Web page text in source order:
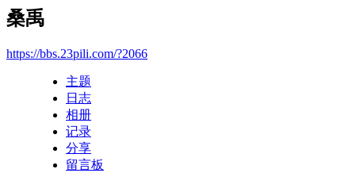
桑禹
https://bbs.23pili.com/?2066
主题
日志
相册
记录
分享
留言板